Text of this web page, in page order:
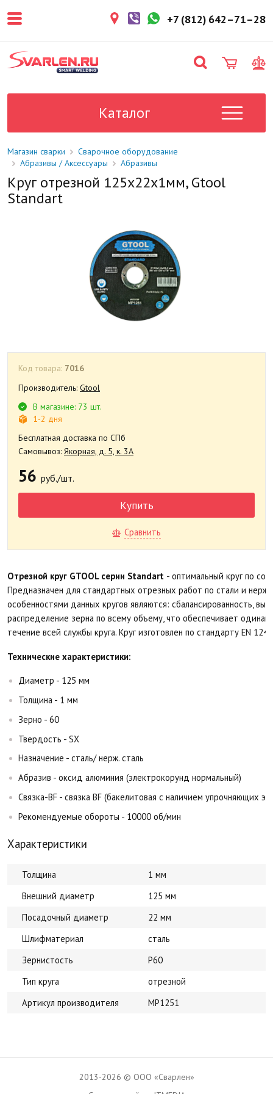
более 3 рабочих дней.
поставки в магазин: 1-2 рабочих
дня.
Данный товар отсутствует на
уточните у менеджера.
+7 (812) 642–71–28
Каталог
Магазин сварки
Сварочное оборудование
Абразивы / Аксессуары
Абразивы
Круг отрезной 125x22x1мм, Gtool
Standart
Код товара: 7016
Производитель: Gtool
В магазине: 73 шт.
1-2 дня
Бесплатная доставка по СПб
Самовывоз: Якорная, д. 5, к. 3А
56 руб./шт.
Купить
Сравнить
Отрезной круг GTOOL серии Standart - оптимальный круг по
Предназначен для стандартных отрезных работ по стали и
особенностями данных кругов являются: сбалансированность,
распределение зерна по всему объему, что обеспечивает
течение всей службы круга. Круг изготовлен по стандарту EN
Технические характеристики:
Диаметр - 125 мм
Толщина - 1 мм
Зерно - 60
Твердость - SX
Назначение - сталь/ нерж. сталь
Абразив - оксид алюминия (электрокорунд нормальный)
Связка-BF - связка BF (бакелитовая с наличием упрочняющих
Рекомендуемые обороты - 10000 об/мин
Характеристики
Толщина
1 мм
Внешний диаметр
125 мм
Посадочный диаметр
22 мм
Шлифматериал
сталь
Зернистость
Р60
Тип круга
отрезной
Артикул производителя
MP1251
2013-2026 © ООО «Сварлен»